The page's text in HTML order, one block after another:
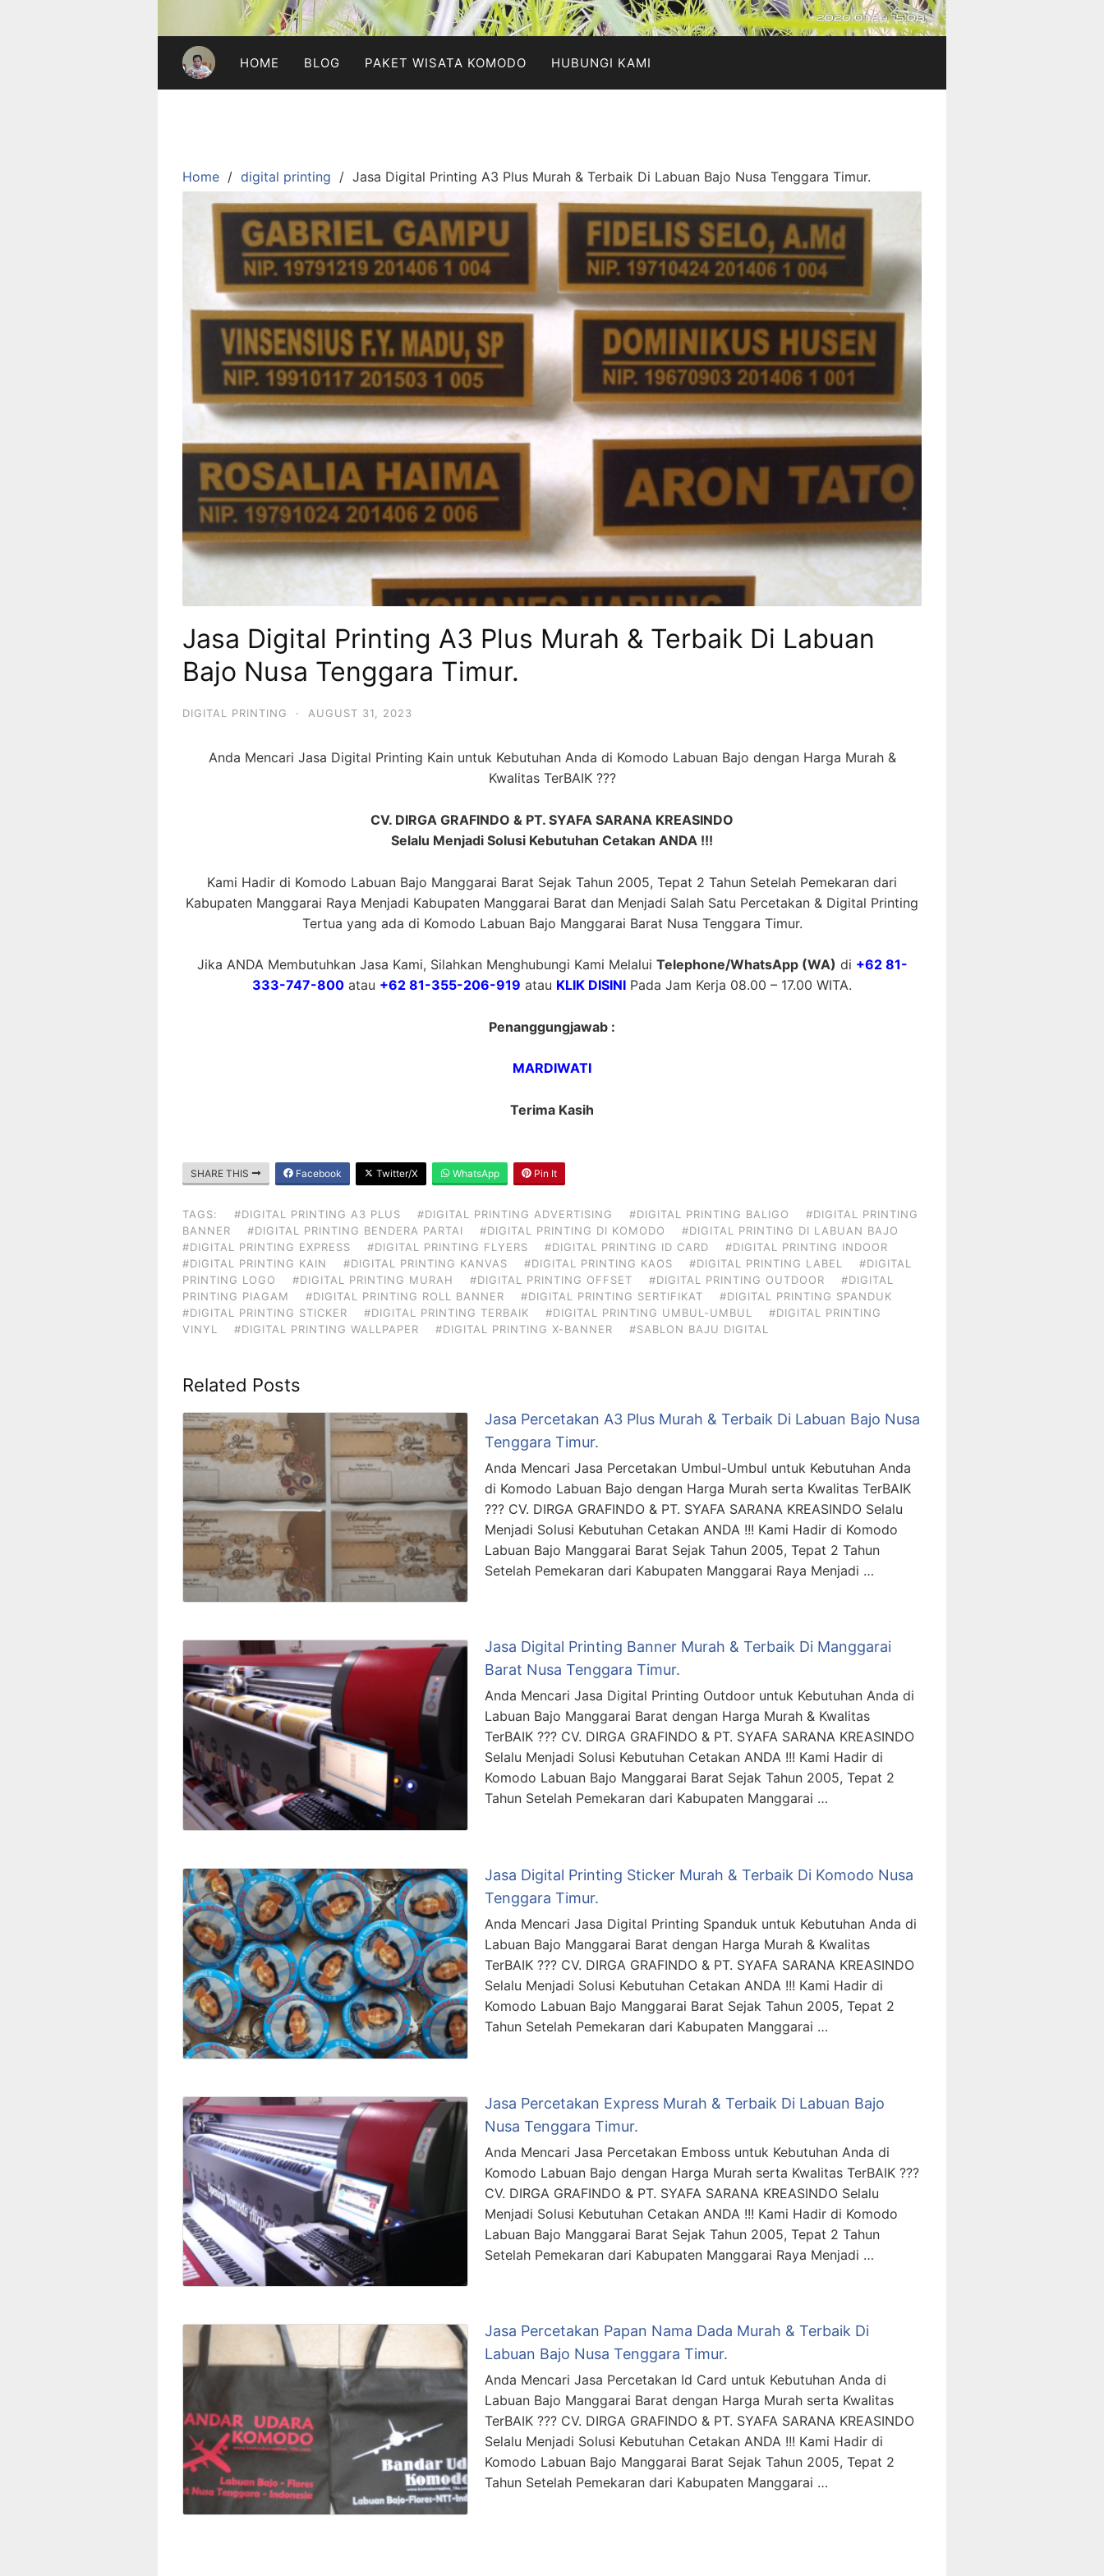
HOME BLOG PAKET WISATA KOMODO HUBUNGI KAMI
Home digital printing Jasa Digital Printing A3 Plus Murah & Terbaik Di Labuan Bajo Nusa Tenggara Timur.
Jasa Digital Printing A3 Plus Murah & Terbaik Di Labuan
Bajo Nusa Tenggara Timur.
DIGITAL PRINTING · AUGUST 31, 2023
Anda Mencari Jasa Digital Printing Kain untuk Kebutuhan Anda di Komodo Labuan Bajo dengan Harga Murah &
Kwalitas TerBAIK ???
CV. DIRGA GRAFINDO & PT. SYAFA SARANA KREASINDO
Selalu Menjadi Solusi Kebutuhan Cetakan ANDA !!!
Kami Hadir di Komodo Labuan Bajo Manggarai Barat Sejak Tahun 2005, Tepat 2 Tahun Setelah Pemekaran dari
Kabupaten Manggarai Raya Menjadi Kabupaten Manggarai Barat dan Menjadi Salah Satu Percetakan & Digital Printing
Tertua yang ada di Komodo Labuan Bajo Manggarai Barat Nusa Tenggara Timur.
Jika ANDA Membutuhkan Jasa Kami, Silahkan Menghubungi Kami Melalui Telephone/WhatsApp (WA) di +62 81-
333-747-800 atau +62 81-355-206-919 atau KLIK DISINI Pada Jam Kerja 08.00 – 17.00 WITA.
Penanggungjawab :
MARDIWATI
Terima Kasih
SHARE THIS Facebook Twitter/X WhatsApp Pin It
TAGS: #DIGITAL PRINTING A3 PLUS #DIGITAL PRINTING ADVERTISING #DIGITAL PRINTING BALIGO
#DIGITAL PRINTING
BANNER
#DIGITAL PRINTING BENDERA PARTAI #DIGITAL PRINTING DI KOMODO
#DIGITAL PRINTING DI LABUAN BAJO
#DIGITAL PRINTING EXPRESS
#DIGITAL PRINTING FLYERS #DIGITAL PRINTING ID CARD
#DIGITAL PRINTING INDOOR
#DIGITAL PRINTING KAIN
#DIGITAL PRINTING KANVAS #DIGITAL PRINTING KAOS #DIGITAL PRINTING LABEL
#DIGITAL
PRINTING LOGO
#DIGITAL PRINTING MURAH #DIGITAL PRINTING OFFSET #DIGITAL PRINTING OUTDOOR
#DIGITAL
PRINTING PIAGAM
#DIGITAL PRINTING ROLL BANNER #DIGITAL PRINTING SERTIFIKAT
#DIGITAL PRINTING SPANDUK
#DIGITAL PRINTING STICKER
#DIGITAL PRINTING TERBAIK #DIGITAL PRINTING UMBUL-UMBUL
#DIGITAL PRINTING
VINYL
#DIGITAL PRINTING WALLPAPER #DIGITAL PRINTING X-BANNER #SABLON BAJU DIGITAL
Related Posts
Jasa Percetakan A3 Plus Murah & Terbaik Di Labuan Bajo Nusa
Tenggara Timur.
Anda Mencari Jasa Percetakan Umbul-Umbul untuk Kebutuhan Anda
di Komodo Labuan Bajo dengan Harga Murah serta Kwalitas TerBAIK
??? CV. DIRGA GRAFINDO & PT. SYAFA SARANA KREASINDO Selalu
Menjadi Solusi Kebutuhan Cetakan ANDA !!! Kami Hadir di Komodo
Labuan Bajo Manggarai Barat Sejak Tahun 2005, Tepat 2 Tahun
Setelah Pemekaran dari Kabupaten Manggarai Raya Menjadi …
Jasa Digital Printing Banner Murah & Terbaik Di Manggarai
Barat Nusa Tenggara Timur.
Anda Mencari Jasa Digital Printing Outdoor untuk Kebutuhan Anda di
Labuan Bajo Manggarai Barat dengan Harga Murah & Kwalitas
TerBAIK ??? CV. DIRGA GRAFINDO & PT. SYAFA SARANA KREASINDO
Selalu Menjadi Solusi Kebutuhan Cetakan ANDA !!! Kami Hadir di
Komodo Labuan Bajo Manggarai Barat Sejak Tahun 2005, Tepat 2
Tahun Setelah Pemekaran dari Kabupaten Manggarai …
Jasa Digital Printing Sticker Murah & Terbaik Di Komodo Nusa
Tenggara Timur.
Anda Mencari Jasa Digital Printing Spanduk untuk Kebutuhan Anda di
Labuan Bajo Manggarai Barat dengan Harga Murah & Kwalitas
TerBAIK ??? CV. DIRGA GRAFINDO & PT. SYAFA SARANA KREASINDO
Selalu Menjadi Solusi Kebutuhan Cetakan ANDA !!! Kami Hadir di
Komodo Labuan Bajo Manggarai Barat Sejak Tahun 2005, Tepat 2
Tahun Setelah Pemekaran dari Kabupaten Manggarai …
Jasa Percetakan Express Murah & Terbaik Di Labuan Bajo
Nusa Tenggara Timur.
Anda Mencari Jasa Percetakan Emboss untuk Kebutuhan Anda di
Komodo Labuan Bajo dengan Harga Murah serta Kwalitas TerBAIK ???
CV. DIRGA GRAFINDO & PT. SYAFA SARANA KREASINDO Selalu
Menjadi Solusi Kebutuhan Cetakan ANDA !!! Kami Hadir di Komodo
Labuan Bajo Manggarai Barat Sejak Tahun 2005, Tepat 2 Tahun
Setelah Pemekaran dari Kabupaten Manggarai Raya Menjadi …
Jasa Percetakan Papan Nama Dada Murah & Terbaik Di
Labuan Bajo Nusa Tenggara Timur.
Anda Mencari Jasa Percetakan Id Card untuk Kebutuhan Anda di
Labuan Bajo Manggarai Barat dengan Harga Murah serta Kwalitas
TerBAIK ??? CV. DIRGA GRAFINDO & PT. SYAFA SARANA KREASINDO
Selalu Menjadi Solusi Kebutuhan Cetakan ANDA !!! Kami Hadir di
Komodo Labuan Bajo Manggarai Barat Sejak Tahun 2005, Tepat 2
Tahun Setelah Pemekaran dari Kabupaten Manggarai …